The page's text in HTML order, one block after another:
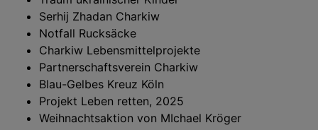
Serhij Zhadan Charkiw
Notfall Rucksäcke
Charkiw Lebensmittelprojekte
Partnerschaftsverein Charkiw
Blau-Gelbes Kreuz Köln
Projekt Leben retten, 2025
Weihnachtsaktion von MIchael Kröger